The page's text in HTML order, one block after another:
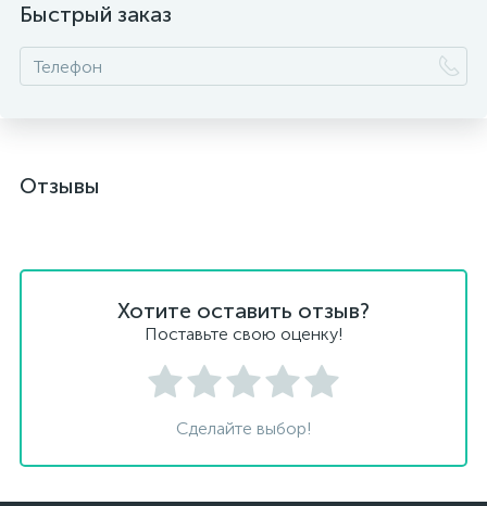
Быстрый заказ
Отзывы
Хотите оставить отзыв?
Поставьте свою оценку!
Сделайте выбор!